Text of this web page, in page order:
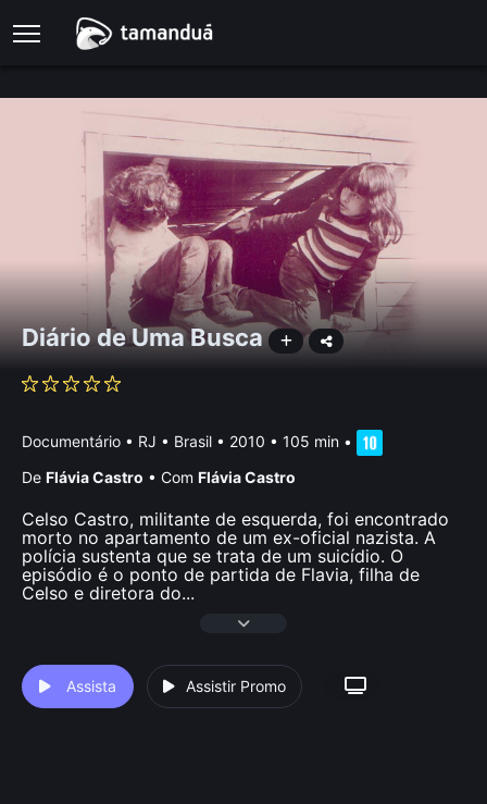
Diário de Uma Busca
Documentário • RJ • Brasil • 2010 • 105 min •
De Flávia Castro • Com Flávia Castro
Celso Castro, militante de esquerda, foi encontrado
morto no apartamento de um ex-oficial nazista. A
polícia sustenta que se trata de um suicídio. O
episódio é o ponto de partida de Flavia, filha de
Celso e diretora do...
Assista Assistir Promo